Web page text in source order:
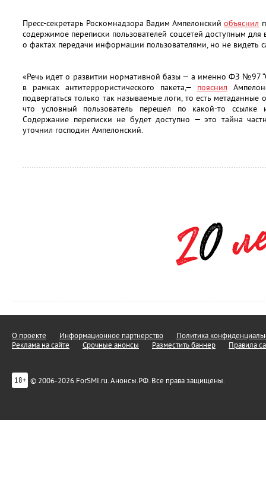
Пресс-секретарь Роскомнадзора Вадим Ампелонскийобъяснил
содержимое переписки пользователей соцсетей доступным для
о фактах передачи информации пользователями, но не видеть
«Речь идет о развитии нормативной базы — а именно ФЗ №97
в рамках антитеррористического пакета,— пояснил
подвергаться только так называемые логи, то есть
что условный пользователь перешел по какой-то
Содержание переписки не будет доступно — это тайна
уточнил господин Ампелонский.
О проекте Информационное партнерство
Политика
Реклама на сайте
Срочные анонсы Разместить баннер Правила
18+ © 2006-2026 ForSMI.ru. Анонсы.РФ. Все права защищены.